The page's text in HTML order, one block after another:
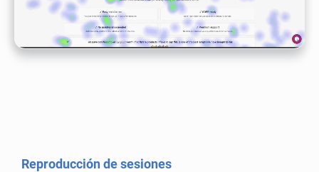
Reproducción de sesiones